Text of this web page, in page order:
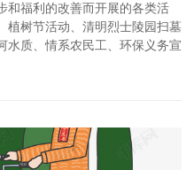
和福利的改善而开展的各类活
植树节活动、清明烈士陵园扫墓
水质、情系农民工、环保义务宣